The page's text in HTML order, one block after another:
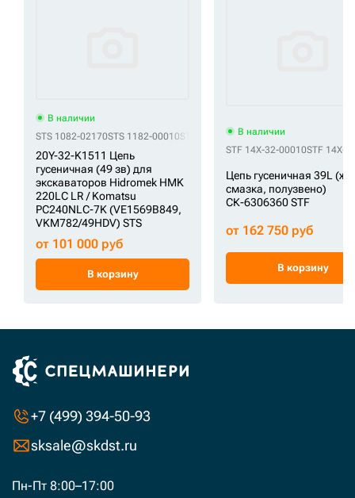
В наличии
STS 1082-02170STS 1182-00010STS 1182-00011STS 14530361
20Y-32-K1511 Цепь
гусеничная (49 зв) для
экскаваторов Hidromek HMK
220LC LR / Komatsu
PC240NLC-7K (VE1569B849,
VKM782/49HDV) STS
от 101 000 руб
В корзину
В наличии
STF 14X-32-00010STF 14X-
Цепь гусеничная 39L
смазка, полузвено)
СК-6306360 STF
от 162 750 руб
В корзину
+7 (499) 394-50-93
sksale@skdst.ru
Пн-Пт 8:00–17:00